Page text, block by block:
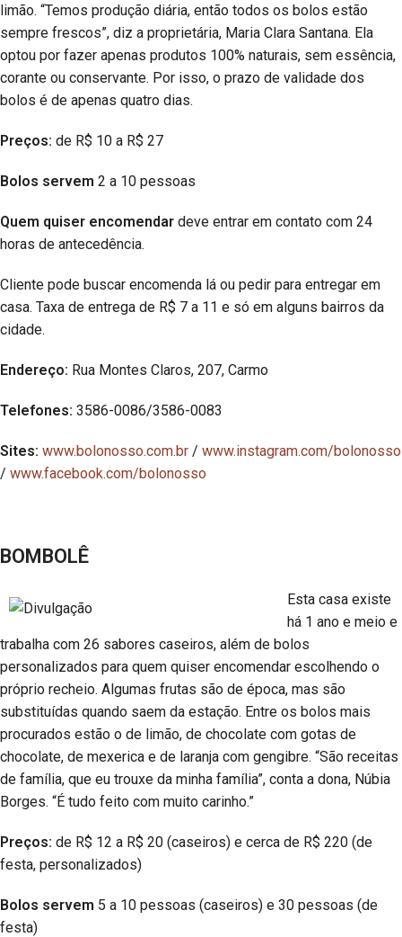
limão. “Temos produção diária, então todos os bolos estão
sempre frescos”, diz a proprietária, Maria Clara Santana. Ela
optou por fazer apenas produtos 100% naturais, sem essência,
corante ou conservante. Por isso, o prazo de validade dos
bolos é de apenas quatro dias.
Preços: de R$ 10 a R$ 27
Bolos servem 2 a 10 pessoas
Quem quiser encomendar deve entrar em contato com 24
horas de antecedência.
Cliente pode buscar encomenda lá ou pedir para entregar em
casa. Taxa de entrega de R$ 7 a 11 e só em alguns bairros da
cidade.
Endereço: Rua Montes Claros, 207, Carmo
Telefones: 3586-0086/3586-0083
Sites: www.bolonosso.com.br / www.instagram.com/bolonosso
/ www.facebook.com/bolonosso
BOMBOLÊ
Esta casa existe
há 1 ano e meio e
trabalha com 26 sabores caseiros, além de bolos
personalizados para quem quiser encomendar escolhendo o
próprio recheio. Algumas frutas são de época, mas são
substituídas quando saem da estação. Entre os bolos mais
procurados estão o de limão, de chocolate com gotas de
chocolate, de mexerica e de laranja com gengibre. “São receitas
de família, que eu trouxe da minha família”, conta a dona, Núbia
Borges. “É tudo feito com muito carinho.”
Preços: de R$ 12 a R$ 20 (caseiros) e cerca de R$ 220 (de
festa, personalizados)
Bolos servem 5 a 10 pessoas (caseiros) e 30 pessoas (de
festa)